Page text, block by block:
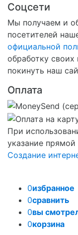
Соцсети
Мы получаем и
посетителей
официальной
обработку
покинуть наш
Оплата
При
указание
Создание
0избранное
0сравнить
0вы
0корзина